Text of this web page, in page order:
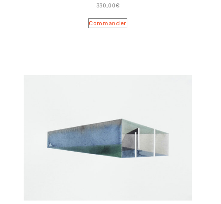
330,00€
Commander